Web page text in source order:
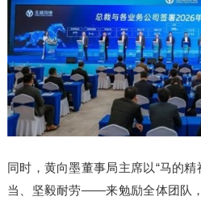
同时，黄向墨董事局主席以“马的
当、坚毅耐劳——来勉励全体团队